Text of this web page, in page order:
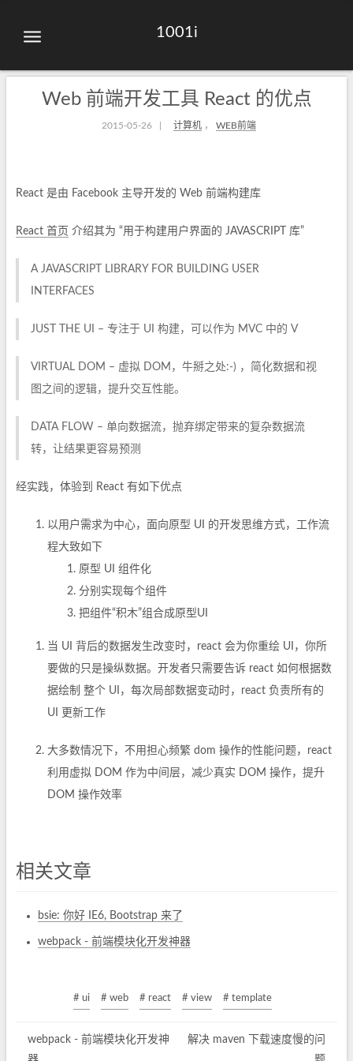
1001i
Web 前端开发工具 React 的优点
2015-05-26 计算机 ， WEB前端
React 是由 Facebook 主导开发的 Web 前端构建库
React 首页 介绍其为 “用于构建用户界面的 JAVASCRIPT 库”
A JAVASCRIPT LIBRARY FOR BUILDING USER
INTERFACES
JUST THE UI – 专注于 UI 构建，可以作为 MVC 中的 V
VIRTUAL DOM – 虚拟 DOM，牛掰之处:-) ，简化数据和视
图之间的逻辑，提升交互性能。
DATA FLOW – 单向数据流，抛弃绑定带来的复杂数据流
转，让结果更容易预测
经实践，体验到 React 有如下优点
以用户需求为中心，面向原型 UI 的开发思维方式，工作流
程大致如下
原型 UI 组件化
分别实现每个组件
把组件“积木”组合成原型UI
当 UI 背后的数据发生改变时，react 会为你重绘 UI，你所
要做的只是操纵数据。开发者只需要告诉 react 如何根据数
据绘制 整个 UI，每次局部数据变动时，react 负责所有的
UI 更新工作
大多数情况下，不用担心频繁 dom 操作的性能问题，react
利用虚拟 DOM 作为中间层，减少真实 DOM 操作，提升
DOM 操作效率
相关文章
bsie: 你好 IE6, Bootstrap 来了
webpack - 前端模块化开发神器
# ui # web # react # view # template
webpack - 前端模块化开发神
解决 maven 下载速度慢的问